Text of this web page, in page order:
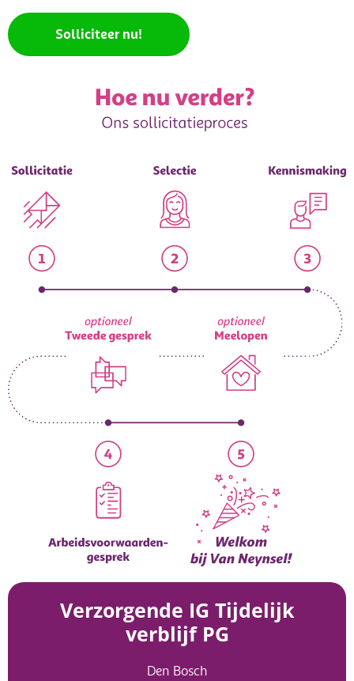
Solliciteer nu!
Verzorgende IG Tijdelijk
verblijf PG
Den Bosch